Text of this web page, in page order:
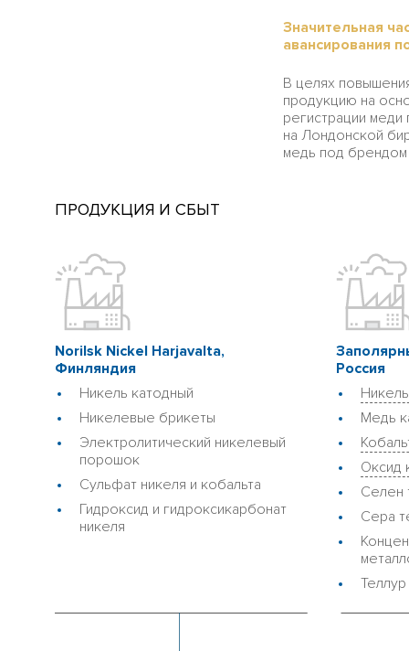
Значительная
авансирования
В целях
продукцию на
регистрации
на Лондонской
медь под брендом
ПРОДУКЦИЯ И СБЫТ
Norilsk Nickel Harjavalta,
Финляндия
Никель катодный
Никелевые брикеты
Электролитический никелевый
порошок
Сульфат никеля и кобальта
Гидроксид и гидроксикарбонат
никеля
Россия
Медь
Оксид
Селен
Сера
Теллур